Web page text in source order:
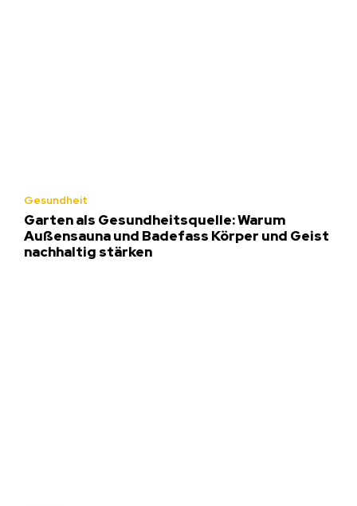
Gesundheit
Garten als Gesundheitsquelle: Warum
Außensauna und Badefass Körper und Geist
nachhaltig stärken